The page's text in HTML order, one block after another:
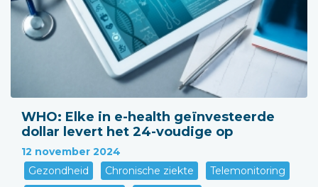
WHO: Elke in e-health geïnvesteerde
dollar levert het 24-voudige op
12 november 2024
Gezondheid
Chronische ziekte
Telemonitoring